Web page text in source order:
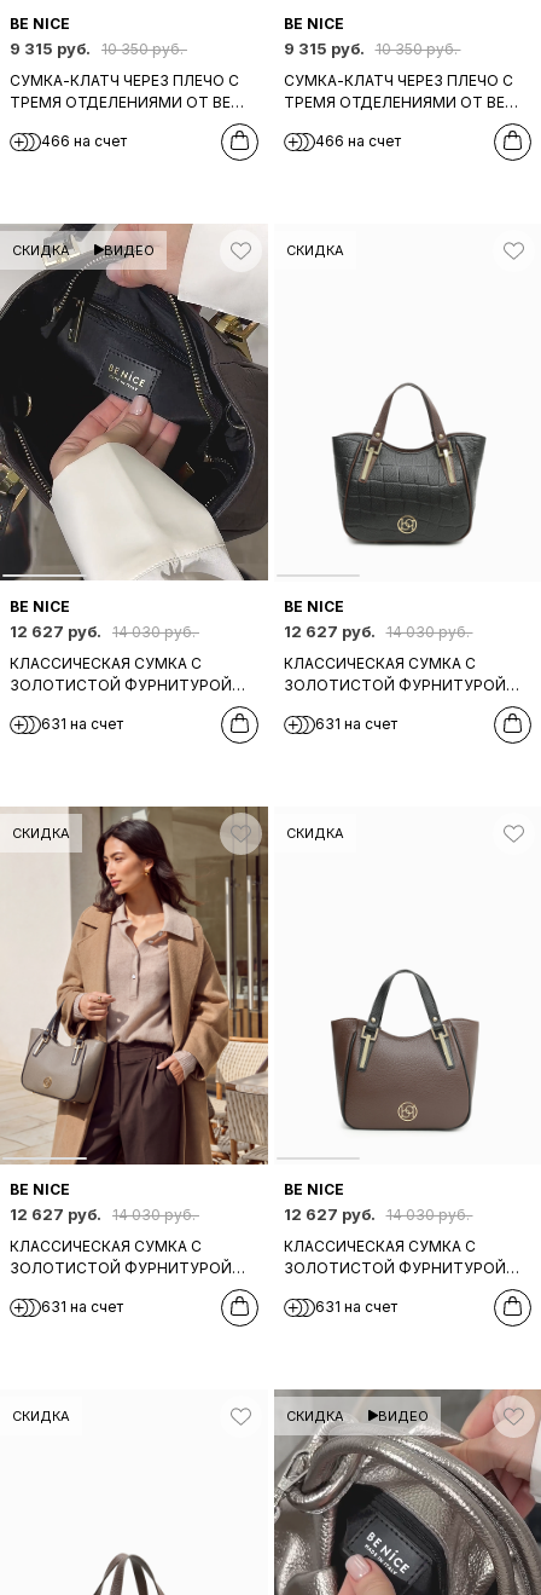
BE NICE
9 315 руб.
10 350 руб.
СУМКА-КЛАТЧ ЧЕРЕЗ ПЛЕЧО С
ТРЕМЯ ОТДЕЛЕНИЯМИ ОТ BE
NICE ИЗ НАТУРАЛЬНОЙ ТЕМНО-
СИНЕЙ КОЖИ
466 на счет
BE NICE
9 315 руб.
10 350 руб.
СУМКА-КЛАТЧ ЧЕРЕЗ ПЛЕЧО С
ТРЕМЯ ОТДЕЛЕНИЯМИ ОТ BE
NICE ИЗ НАТУРАЛЬНОЙ ЧЕРНОЙ
КОЖИ466 на счет
СКИДКА ВИДЕО
BE NICE
12 627 руб.
14 030 руб.
КЛАССИЧЕСКАЯ СУМКА С
ЗОЛОТИСТОЙ ФУРНИТУРОЙ
ОТ BE NICE ИЗ НАТУРАЛЬНОЙ
КОРИЧНЕВОЙ КОЖИ С
631 на счет
СКИДКА
BE NICE
12 627 руб.
14 030 руб.
КЛАССИЧЕСКАЯ СУМКА С
ЗОЛОТИСТОЙ ФУРНИТУРОЙ
ОТ BE NICE ИЗ НАТУРАЛЬНОЙ
ЧЕРНОЙ КОЖИ С ТИСНЕНИЕМ
631 на счет
СКИДКА
BE NICE
12 627 руб.
14 030 руб.
КЛАССИЧЕСКАЯ СУМКА С
ЗОЛОТИСТОЙ ФУРНИТУРОЙ
ОТ BE NICE ИЗ НАТУРАЛЬНОЙ
БЕЖЕВО-СЕРОЙ КОЖИ
631 на счет
СКИДКА
BE NICE
12 627 руб.
14 030 руб.
КЛАССИЧЕСКАЯ СУМКА С
ЗОЛОТИСТОЙ ФУРНИТУРОЙ
ОТ BE NICE ИЗ НАТУРАЛЬНОЙ
ШОКОЛАДНО-КОРИЧНЕВОЙ
631 на счет
СКИДКА СКИДКА ВИДЕО